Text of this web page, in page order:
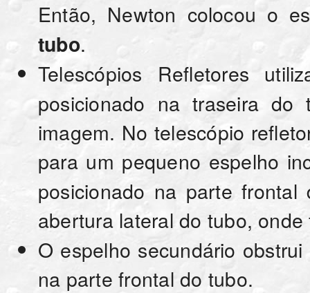
Então, Newton colocou o
tubo.
Telescópios Refletores
posicionado na traseira
imagem. No telescópio
para um pequeno espelho
posicionado na parte
abertura lateral do tubo,
O espelho secundário
na parte frontal do tubo.